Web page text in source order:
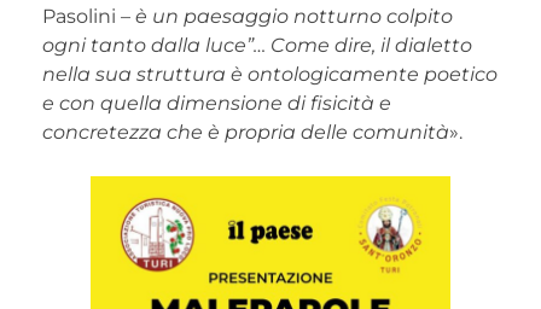
Pasolini – è un paesaggio notturno colpito
ogni tanto dalla luce”… Come dire, il dialetto
nella sua struttura è ontologicamente poetico
e con quella dimensione di fisicità e
concretezza che è propria delle comunità».